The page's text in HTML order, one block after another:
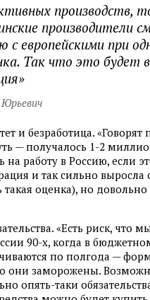
производств,
производители
европейскими при
Так что это будет
и безработица. «Говорят
— получалось 1-2
работу в Россию, если
и так сильно выросла
оценка), но довольно
«Есть риск, что
90-х, когда в
по полгода —
они заморожены.
опять-таки